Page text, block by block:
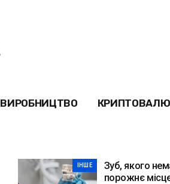
ВИРОБНИЦТВО
ІНШЕ
Зуб, якого
порожнє